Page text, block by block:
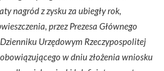
nagród z zysku za ubiegły rok,
przez Prezesa Głównego
Urzędowym Rzeczypospolitej
w dniu złożenia wniosku